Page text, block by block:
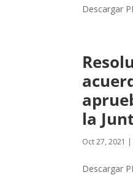
Descargar
la
Oct 27, 2021 |
Descargar